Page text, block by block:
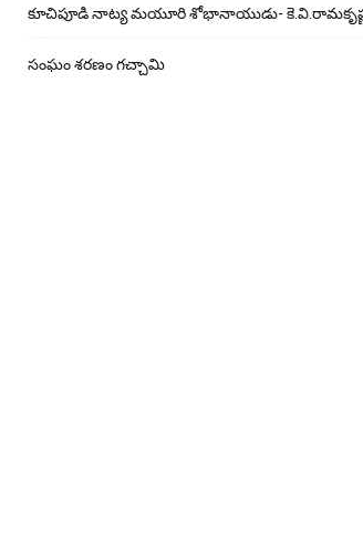
కూచిపూడి నాట్య మ‌యూరి శోభానాయుడు-
సంఘం శరణం గచ్చామి